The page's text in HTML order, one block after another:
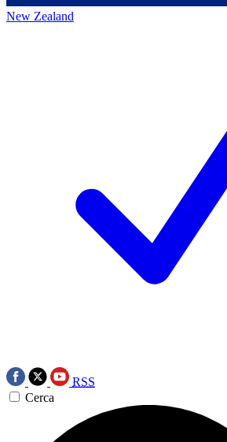
New Zealand
RSS
Cerca